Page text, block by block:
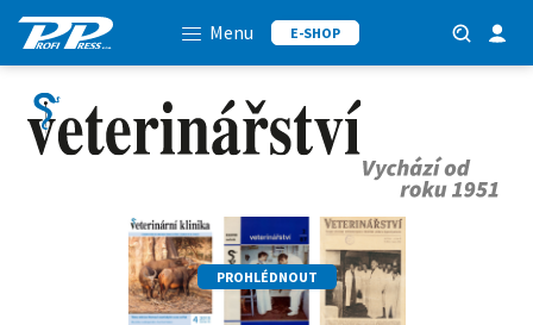
Menu E-SHOP
PROHLÉDNOUT